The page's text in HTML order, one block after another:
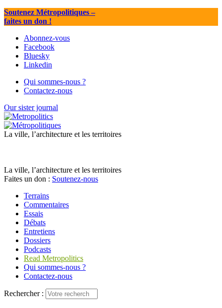
Soutenez Métropolitiques–
faites un don !
Abonnez-vous
Facebook
Bluesky
Linkedin
Qui sommes-nous ?
Contactez-nous
Our sister journal
La ville, l’architecture et les territoires
La ville, l’architecture et les territoires
Faites un don : Soutenez-nous
Terrains
Commentaires
Essais
Débats
Entretiens
Dossiers
Podcasts
Read Metropolitics
Qui sommes-nous ?
Contactez-nous
Rechercher :